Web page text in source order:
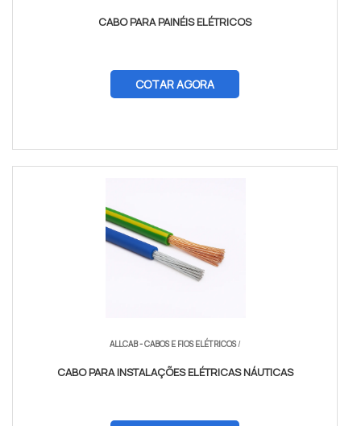
CABO PARA PAINÉIS ELÉTRICOS
COTAR AGORA
ALLCAB - CABOS E FIOS ELÉTRICOS/
CABO PARA INSTALAÇÕES ELÉTRICAS NÁUTICAS